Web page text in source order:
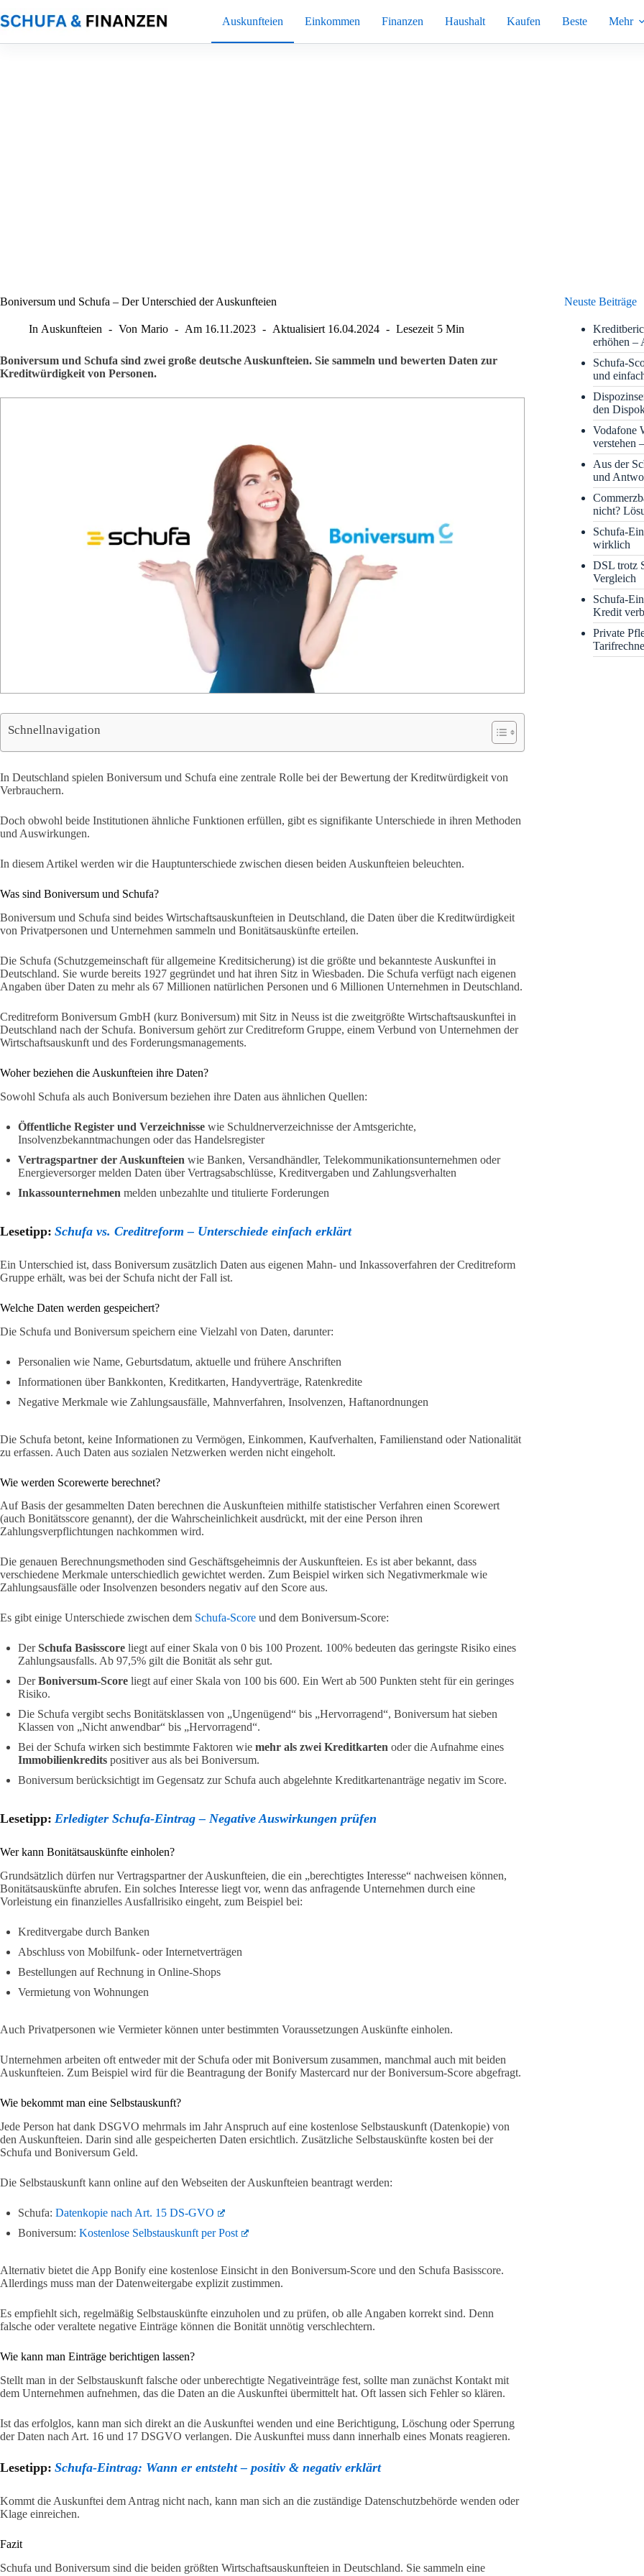
Inhalt
springen
Auskunfteien Einkommen Finanzen Haushalt Kaufen Beste Mehr
Boniversum und Schufa – Der Unterschied der Auskunfteien
In Auskunfteien Von Mario Am 16.11.2023 Aktualisiert 16.04.2024 Lesezeit 5 Min
Boniversum und Schufa sind zwei große deutsche Auskunfteien. Sie sammeln und bewerten Daten zur
Kreditwürdigkeit von Personen.
Schnellnavigation
In Deutschland spielen Boniversum und Schufa eine zentrale Rolle bei der Bewertung der Kreditwürdigkeit von
Verbrauchern.
Doch obwohl beide Institutionen ähnliche Funktionen erfüllen, gibt es signifikante Unterschiede in ihren Methoden
und Auswirkungen.
In diesem Artikel werden wir die Hauptunterschiede zwischen diesen beiden Auskunfteien beleuchten.
Was sind Boniversum und Schufa?
Boniversum und Schufa sind beides Wirtschaftsauskunfteien in Deutschland, die Daten über die Kreditwürdigkeit
von Privatpersonen und Unternehmen sammeln und Bonitätsauskünfte erteilen.
Die Schufa (Schutzgemeinschaft für allgemeine Kreditsicherung) ist die größte und bekannteste Auskunftei in
Deutschland. Sie wurde bereits 1927 gegründet und hat ihren Sitz in Wiesbaden. Die Schufa verfügt nach eigenen
Angaben über Daten zu mehr als 67 Millionen natürlichen Personen und 6 Millionen Unternehmen in Deutschland.
Creditreform Boniversum GmbH (kurz Boniversum) mit Sitz in Neuss ist die zweitgrößte Wirtschaftsauskunftei in
Deutschland nach der Schufa. Boniversum gehört zur Creditreform Gruppe, einem Verbund von Unternehmen der
Wirtschaftsauskunft und des Forderungsmanagements.
Woher beziehen die Auskunfteien ihre Daten?
Sowohl Schufa als auch Boniversum beziehen ihre Daten aus ähnlichen Quellen:
Öffentliche Register und Verzeichnisse wie Schuldnerverzeichnisse der Amtsgerichte,
Insolvenzbekanntmachungen oder das Handelsregister
Vertragspartner der Auskunfteien wie Banken, Versandhändler, Telekommunikationsunternehmen oder
Energieversorger melden Daten über Vertragsabschlüsse, Kreditvergaben und Zahlungsverhalten
Inkassounternehmen melden unbezahlte und titulierte Forderungen
Lesetipp: Schufa vs. Creditreform – Unterschiede einfach erklärt
Ein Unterschied ist, dass Boniversum zusätzlich Daten aus eigenen Mahn- und Inkassoverfahren der Creditreform
Gruppe erhält, was bei der Schufa nicht der Fall ist.
Welche Daten werden gespeichert?
Die Schufa und Boniversum speichern eine Vielzahl von Daten, darunter:
Personalien wie Name, Geburtsdatum, aktuelle und frühere Anschriften
Informationen über Bankkonten, Kreditkarten, Handyverträge, Ratenkredite
Negative Merkmale wie Zahlungsausfälle, Mahnverfahren, Insolvenzen, Haftanordnungen
Die Schufa betont, keine Informationen zu Vermögen, Einkommen, Kaufverhalten, Familienstand oder Nationalität
zu erfassen. Auch Daten aus sozialen Netzwerken werden nicht eingeholt.
Wie werden Scorewerte berechnet?
Auf Basis der gesammelten Daten berechnen die Auskunfteien mithilfe statistischer Verfahren einen Scorewert
(auch Bonitätsscore genannt), der die Wahrscheinlichkeit ausdrückt, mit der eine Person ihren
Zahlungsverpflichtungen nachkommen wird.
Die genauen Berechnungsmethoden sind Geschäftsgeheimnis der Auskunfteien. Es ist aber bekannt, dass
verschiedene Merkmale unterschiedlich gewichtet werden. Zum Beispiel wirken sich Negativmerkmale wie
Zahlungsausfälle oder Insolvenzen besonders negativ auf den Score aus.
Es gibt einige Unterschiede zwischen dem Schufa-Score und dem Boniversum-Score:
DerSchufa Basisscore liegt auf einer Skala von 0 bis 100 Prozent. 100% bedeuten das geringste Risiko eines
Zahlungsausfalls. Ab 97,5% gilt die Bonität als sehr gut.
DerBoniversum-Score liegt auf einer Skala von 100 bis 600. Ein Wert ab 500 Punkten steht für ein geringes
Risiko.
Die Schufa vergibt sechs Bonitätsklassen von „Ungenügend“ bis „Hervorragend“, Boniversum hat sieben
Klassen von „Nicht anwendbar“ bis „Hervorragend“.
Bei der Schufa wirken sich bestimmte Faktoren wie mehr als zwei Kreditkarten oder die Aufnahme eines
Immobilienkredits positiver aus als bei Boniversum.
Boniversum berücksichtigt im Gegensatz zur Schufa auch abgelehnte Kreditkartenanträge negativ im Score.
Lesetipp: Erledigter Schufa-Eintrag – Negative Auswirkungen prüfen
Wer kann Bonitätsauskünfte einholen?
Grundsätzlich dürfen nur Vertragspartner der Auskunfteien, die ein „berechtigtes Interesse“ nachweisen können,
Bonitätsauskünfte abrufen. Ein solches Interesse liegt vor, wenn das anfragende Unternehmen durch eine
Vorleistung ein finanzielles Ausfallrisiko eingeht, zum Beispiel bei:
Kreditvergabe durch Banken
Abschluss von Mobilfunk- oder Internetverträgen
Bestellungen auf Rechnung in Online-Shops
Vermietung von Wohnungen
Auch Privatpersonen wie Vermieter können unter bestimmten Voraussetzungen Auskünfte einholen.
Unternehmen arbeiten oft entweder mit der Schufa oder mit Boniversum zusammen, manchmal auch mit beiden
Auskunfteien. Zum Beispiel wird für die Beantragung der Bonify Mastercard nur der Boniversum-Score abgefragt.
Wie bekommt man eine Selbstauskunft?
Jede Person hat dank DSGVO mehrmals im Jahr Anspruch auf eine kostenlose Selbstauskunft (Datenkopie) von
den Auskunfteien. Darin sind alle gespeicherten Daten ersichtlich. Zusätzliche Selbstauskünfte kosten bei der
Schufa und Boniversum Geld.
Die Selbstauskunft kann online auf den Webseiten der Auskunfteien beantragt werden:
Schufa: Datenkopie nach Art. 15 DS-GVO
Boniversum: Kostenlose Selbstauskunft per Post
Alternativ bietet die App Bonify eine kostenlose Einsicht in den Boniversum-Score und den Schufa Basisscore.
Allerdings muss man der Datenweitergabe explizit zustimmen.
Es empfiehlt sich, regelmäßig Selbstauskünfte einzuholen und zu prüfen, ob alle Angaben korrekt sind. Denn
falsche oder veraltete negative Einträge können die Bonität unnötig verschlechtern.
Wie kann man Einträge berichtigen lassen?
Stellt man in der Selbstauskunft falsche oder unberechtigte Negativeinträge fest, sollte man zunächst Kontakt mit
dem Unternehmen aufnehmen, das die Daten an die Auskunftei übermittelt hat. Oft lassen sich Fehler so klären.
Ist das erfolglos, kann man sich direkt an die Auskunftei wenden und eine Berichtigung, Löschung oder Sperrung
der Daten nach Art. 16 und 17 DSGVO verlangen. Die Auskunftei muss dann innerhalb eines Monats reagieren.
Lesetipp: Schufa-Eintrag: Wann er entsteht – positiv & negativ erklärt
Kommt die Auskunftei dem Antrag nicht nach, kann man sich an die zuständige Datenschutzbehörde wenden oder
Klage einreichen.
Fazit
Schufa und Boniversum sind die beiden größten Wirtschaftsauskunfteien in Deutschland. Sie sammeln eine
Neuste Beiträge
erhöhen –
Schufa-
und
den
Vodafone
verstehen
Aus der
und
nicht?
Schufa-
wirklich
DSL trotz
Vergleich
Schufa-
Kredit
Private